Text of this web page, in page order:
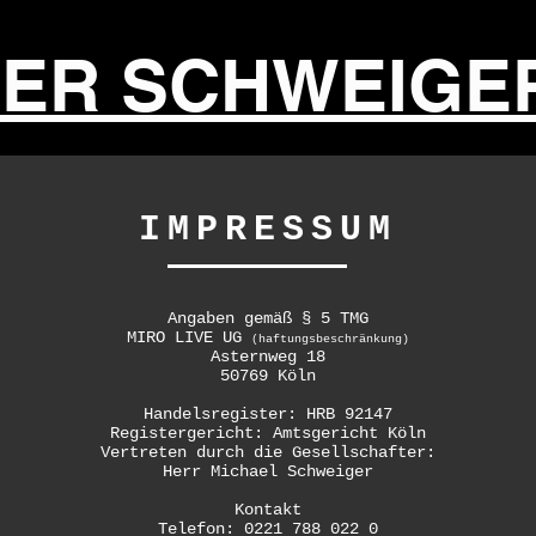
IMPRESSUM
Angaben gemäß § 5 TMG
MIRO LIVE UG
(haftungsbeschränkung)
Asternweg 18
50769 Köln
Handelsregister: HRB 92147
Registergericht: Amtsgericht Köln
Vertreten durch die Gesellschafter:
Herr Michael Schweiger
Kontakt
Telefon: 0221 788 022 0